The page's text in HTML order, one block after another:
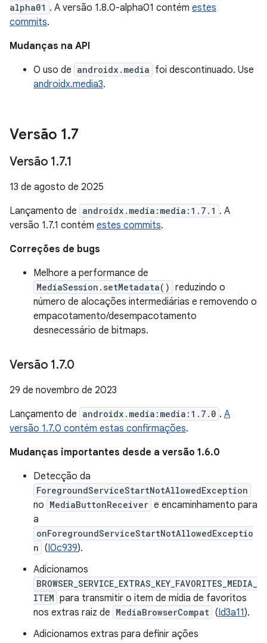
alpha01 . A versão 1.8.0-alpha01 contém estes
commits.
Mudanças na API
O uso de androidx.media foi descontinuado. Use
androidx.media3.
Versão 1.7
Versão 1.7.1
13 de agosto de 2025
Lançamento de androidx.media:media:1.7.1 . A
versão 1.7.1 contém estes commits.
Correções de bugs
Melhore a performance de
MediaSession.setMetadata() reduzindo o
número de alocações intermediárias e removendo o
empacotamento/desempacotamento
desnecessário de bitmaps.
Versão 1.7.0
29 de novembro de 2023
Lançamento de androidx.media:media:1.7.0 . A
versão 1.7.0 contém estas confirmações.
Mudanças importantes desde a versão 1.6.0
Detecção da
ForegroundServiceStartNotAllowedException
no MediaButtonReceiver e encaminhamento para
a
onForegroundServiceStartNotAllowedExceptio
n (I0c939).
Adicionamos
BROWSER_SERVICE_EXTRAS_KEY_FAVORITES_MEDIA_
ITEM para transmitir o item de mídia de favoritos
nos extras raiz de MediaBrowserCompat (Id3a11).
Adicionamos extras para definir ações